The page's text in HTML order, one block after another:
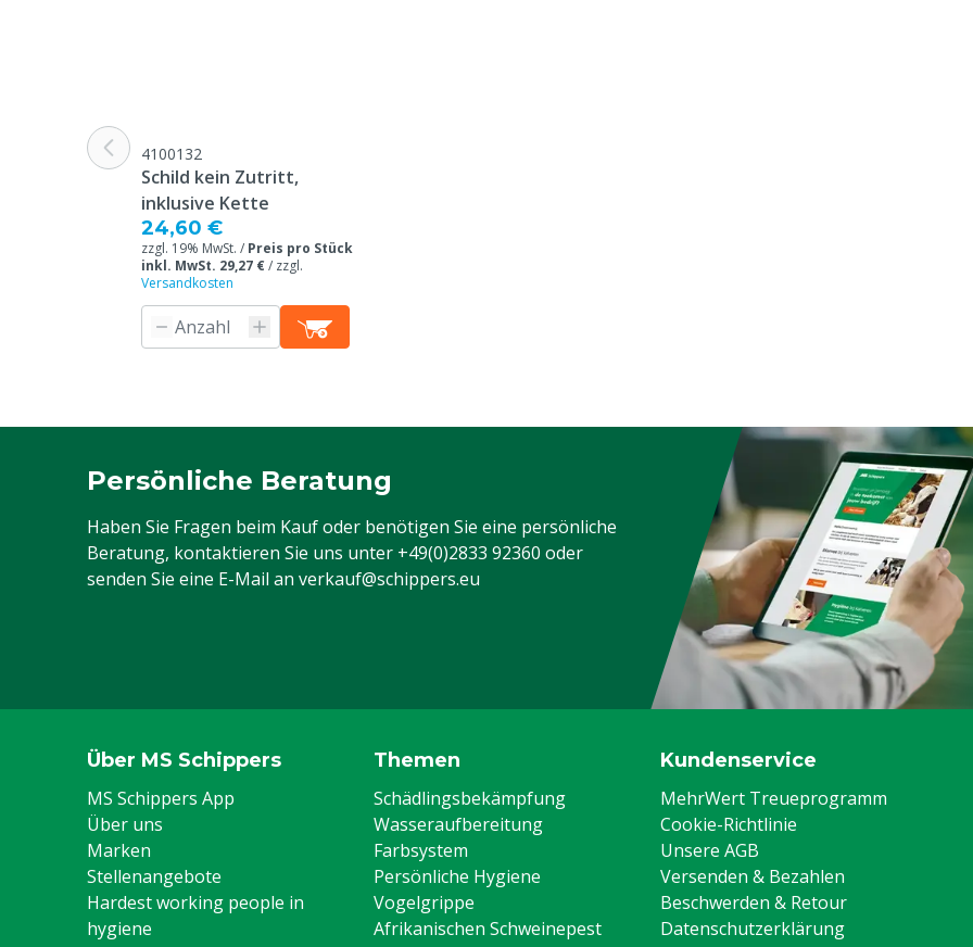
4100132
Schild kein Zutritt,
inklusive Kette
24,60 €
zzgl. 19% MwSt. / Preis pro Stück
inkl. MwSt. 29,27 €/ zzgl.
Versandkosten
Persönliche Beratung
Haben Sie Fragen beim Kauf oder benötigen Sie eine persönliche
Beratung, kontaktieren Sie uns unter +49(0)2833 92360 oder
senden Sie eine E-Mail an verkauf@schippers.eu
Über MS Schippers
MS Schippers App
Über uns
Marken
Stellenangebote
Hardest working people in
hygiene
Themen
Schädlingsbekämpfung
Wasseraufbereitung
Farbsystem
Persönliche Hygiene
Vogelgrippe
Afrikanischen Schweinepest
Kundenservice
MehrWert Treueprogramm
Cookie-Richtlinie
Unsere AGB
Versenden & Bezahlen
Beschwerden & Retour
Datenschutzerklärung